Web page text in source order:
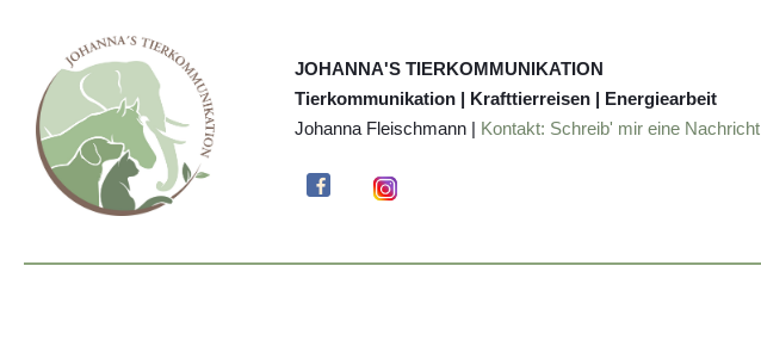
JOHANNA'S TIERKOMMUNIKATION
Tierkommunikation | Krafttierreisen | Energiearbeit
Johanna Fleischmann | Kontakt: Schreib' mir eine Nachricht